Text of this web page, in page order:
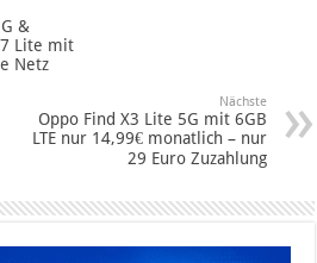
&
Lite mit
Netz
Nächste
Oppo Find X3 Lite 5G mit 6GB
LTE nur 14,99€ monatlich – nur
29 Euro Zuzahlung